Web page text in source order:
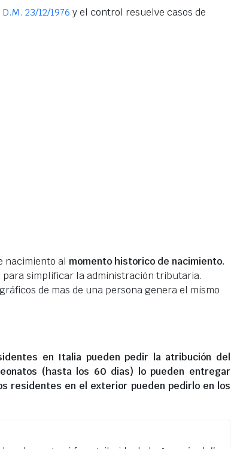
D.M. 23/12/1976 y el control resuelve casos de
nacimiento al momento historico de nacimiento.
para simplificar la administración tributaria.
de mas de una persona genera el mismo
en Italia pueden pedir la atribución del
(hasta los 60 dias) lo pueden entregar
residentes en el exterior pueden pedirlo en los